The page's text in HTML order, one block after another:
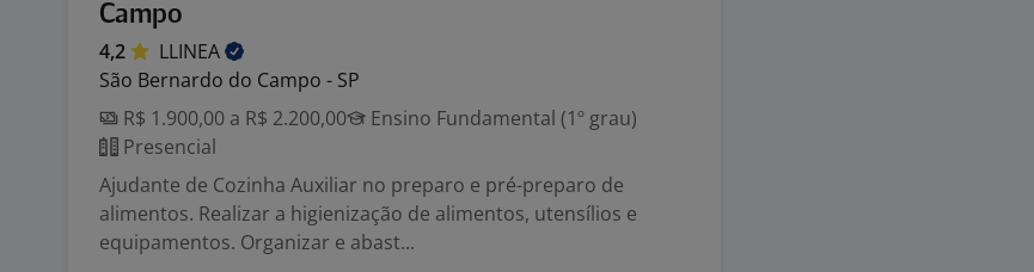
Campo
4,2
LLINEA
São Bernardo do Campo - SP
R$ 1.900,00 a R$ 2.200,00
Ensino Fundamental (1º grau)
Presencial
Ajudante de Cozinha Auxiliar no preparo e pré-preparo de
alimentos. Realizar a higienização de alimentos, utensílios e
equipamentos. Organizar e abast...